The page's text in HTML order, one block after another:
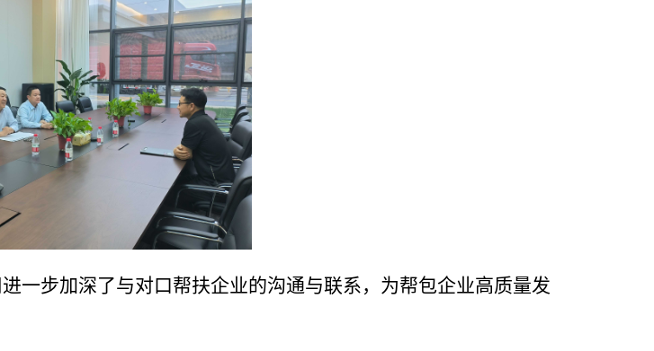
进一步加深了与对口帮扶企业的沟通与联系，为帮包企业高质量发